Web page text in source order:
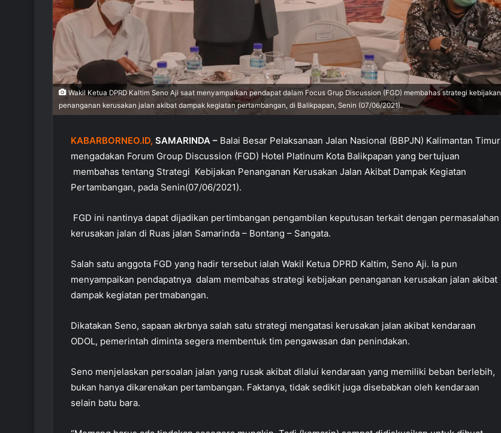
Wakil Ketua DPRD Kaltim Seno Aji saat menyampaikan pendapat dalam Focus Grup Discussion (FGD) membahas strategi kebijakan
penanganan kerusakan jalan akibat dampak kegiatan pertambangan, di Balikpapan, Senin (07/06/2021).
KABARBORNEO.ID, SAMARINDA – Balai Besar Pelaksanaan Jalan Nasional (BBPJN) Kalimantan Timur
mengadakan Forum Group Discussion (FGD) Hotel Platinum Kota Balikpapan yang bertujuan
membahas tentang Strategi Kebijakan Penanganan Kerusakan Jalan Akibat Dampak Kegiatan
Pertambangan, pada Senin(07/06/2021).
FGD ini nantinya dapat dijadikan pertimbangan pengambilan keputusan terkait dengan permasalahan
kerusakan jalan di Ruas jalan Samarinda – Bontang – Sangata.
Salah satu anggota FGD yang hadir tersebut ialah Wakil Ketua DPRD Kaltim, Seno Aji. Ia pun
menyampaikan pendapatnya dalam membahas strategi kebijakan penanganan kerusakan jalan akibat
dampak kegiatan pertmabangan.
Dikatakan Seno, sapaan akrbnya salah satu strategi mengatasi kerusakan jalan akibat kendaraan
ODOL, pemerintah diminta segera membentuk tim pengawasan dan penindakan.
Seno menjelaskan persoalan jalan yang rusak akibat dilalui kendaraan yang memiliki beban berlebih,
bukan hanya dikarenakan pertambangan. Faktanya, tidak sedikit juga disebabkan oleh kendaraan
selain batu bara.